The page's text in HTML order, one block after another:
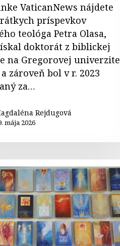
VaticanNews nájdete
príspevkov
teológa Petra Olasa,
doktorát z biblickej
na Gregorovej univerzite
zároveň bol v r. 2023
za…
Rejdugová
mája 2026